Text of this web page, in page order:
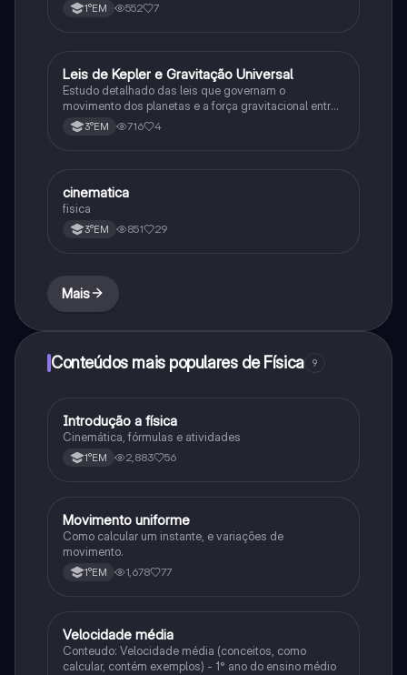
1°EM 552 7
Ciência
Leis de Kepler e Gravitação Universal
Estudo detalhado das leis que governam o
movimento dos planetas e a força gravitacional entre
corpos3°EM 716 4
Física
cinematica
fisica
3°EM 851 29
Mais
Conteúdos mais populares de Física 9
Física
Introdução a física
Cinemática, fórmulas e atividades
1°EM 2,883 56
Física
Movimento uniforme
Como calcular um instante, e variações de
movimento.
1°EM 1,678 77
Física
Velocidade média
Conteudo: Velocidade média (conceitos, como
calcular, contém exemplos) - 1° ano do ensino médio